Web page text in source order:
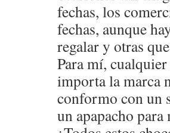
fechas, los
fechas, aunque
regalar y otras
Para mí,
importa la marca
conformo con un
un apapacho